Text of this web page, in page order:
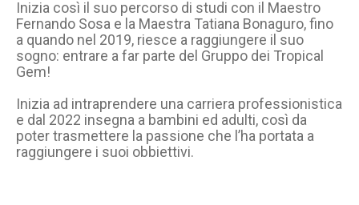
Inizia così il suo percorso di studi con il Maestro
Fernando Sosa e la Maestra Tatiana Bonaguro, fino
a quando nel 2019, riesce a raggiungere il suo
sogno: entrare a far parte del Gruppo dei Tropical
Gem!
Inizia ad intraprendere una carriera professionistica
e dal 2022 insegna a bambini ed adulti, così da
poter trasmettere la passione che l’ha portata a
raggiungere i suoi obbiettivi.